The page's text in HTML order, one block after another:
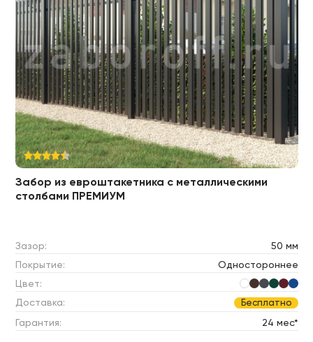
Забор из евроштакетника c металлическими
столбами ПРЕМИУМ
Зазор:
50 мм
Покрытие:
Одностороннее
Цвет:
Доставка:
Бесплатно
Гарантия: 24 мес*